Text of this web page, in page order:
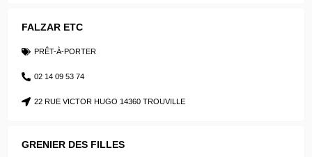
FALZAR ETC
PRÊT-À-PORTER
02 14 09 53 74
22 RUE VICTOR HUGO 14360 TROUVILLE
GRENIER DES FILLES